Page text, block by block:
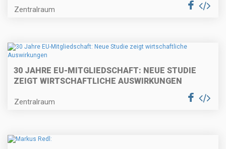
Zentralraum
30 JAHRE EU-MITGLIEDSCHAFT: NEUE STUDIE
ZEIGT WIRTSCHAFTLICHE AUSWIRKUNGEN
Zentralraum